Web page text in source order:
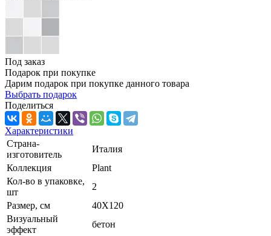
Под заказ
Подарок при покупке
Дарим подарок при покупке данного товара
Выбрать подарок
Поделиться
Характеристики
Страна-
изготовитель
Италия
Коллекция
Plant
Кол-во в упаковке,
шт
2
Размер, см
40X120
Визуальный
эффект
бетон